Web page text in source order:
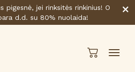
pigesnė, jei rinksitės rinkinius! O
d.d. su 80% nuolaida!